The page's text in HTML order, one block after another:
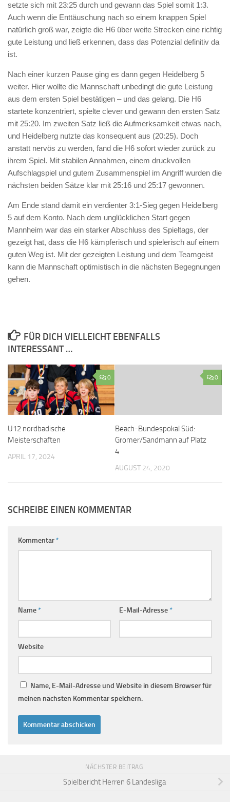
setzte sich mit 23:25 durch und gewann das Spiel somit 1:3.
Auch wenn die Enttäuschung nach so einem knappen Spiel
natürlich groß war, zeigte die H6 über weite Strecken eine richtig
gute Leistung und ließ erkennen, dass das Potenzial definitiv da
ist.
Nach einer kurzen Pause ging es dann gegen Heidelberg 5
weiter. Hier wollte die Mannschaft unbedingt die gute Leistung
aus dem ersten Spiel bestätigen – und das gelang. Die H6
startete konzentriert, spielte clever und gewann den ersten Satz
mit 25:20. Im zweiten Satz ließ die Aufmerksamkeit etwas nach,
und Heidelberg nutzte das konsequent aus (20:25). Doch
anstatt nervös zu werden, fand die H6 sofort wieder zurück zu
ihrem Spiel. Mit stabilen Annahmen, einem druckvollen
Aufschlagspiel und gutem Zusammenspiel im Angriff wurden die
nächsten beiden Sätze klar mit 25:16 und 25:17 gewonnen.
Am Ende stand damit ein verdienter 3:1-Sieg gegen Heidelberg
5 auf dem Konto. Nach dem unglücklichen Start gegen
Mannheim war das ein starker Abschluss des Spieltags, der
gezeigt hat, dass die H6 kämpferisch und spielerisch auf einem
guten Weg ist. Mit der gezeigten Leistung und dem Teamgeist
kann die Mannschaft optimistisch in die nächsten Begegnungen
gehen.
FÜR DICH VIELLEICHT EBENFALLS
INTERESSANT …
0
U12 nordbadische
Meisterschaften
APRIL 17, 2024
0
Beach-Bundespokal Süd:
Gromer/Sandmann auf Platz
4
AUGUST 24, 2020
SCHREIBE EINEN KOMMENTAR
Kommentar*
Name* E-Mail-Adresse*
Website
Name, E-Mail-Adresse und Website in diesem Browser für
meinen nächsten Kommentar speichern.
NÄCHSTER BEITRAG
Spielbericht Herren 6 Landesliga